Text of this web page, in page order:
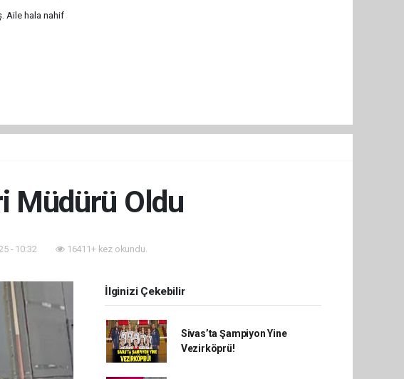
Aile hala nahif
Müdürü Oldu
- 10:32 16411+ kez okundu.
İlginizi Çekebilir
Sivas’ta Şampiyon Yine
Vezirköprü!